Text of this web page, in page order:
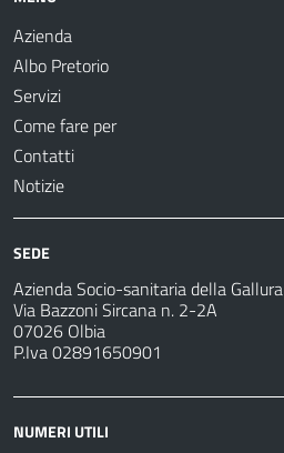
Azienda
Albo Pretorio
Servizi
Come fare per
Contatti
Notizie
SEDE
Azienda Socio-sanitaria della Gallura
Via Bazzoni Sircana n. 2-2A
07026 Olbia
P.Iva 02891650901
NUMERI UTILI